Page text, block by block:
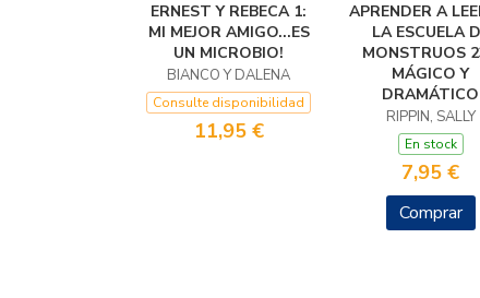
ERNEST Y REBECA 1:
MI MEJOR AMIGO...­ES
UN MICROBIO!
BIANCO Y DALENA
Consulte disponibilidad
11,95 €
APRENDER A
LA ESCUELA
MONSTRUOS
MÁGICO Y
DRAMÁTICO
RIPPIN, SALLY
En stock
7,95 €
Comprar